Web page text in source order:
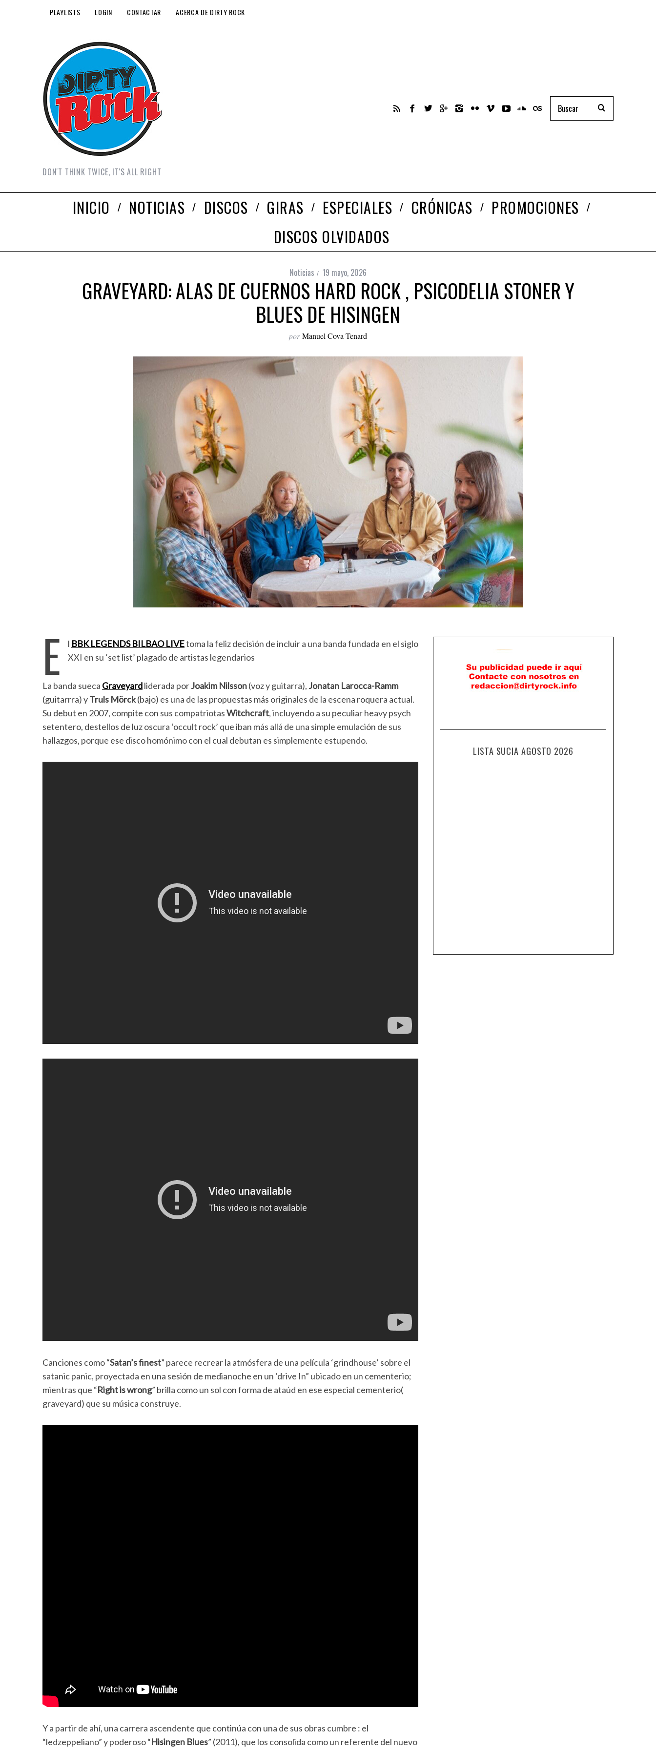
PLAYLISTS LOGIN CONTACTAR ACERCA DE DIRTY ROCK
DON'T THINK TWICE, IT'S ALL RIGHT
INICIO NOTICIAS DISCOS GIRAS ESPECIALES CRÓNICAS
PROMOCIONES
DISCOS OLVIDADOS
Noticias 19 mayo, 2026
GRAVEYARD: ALAS DE CUERNOS HARD ROCK , PSICODELIA STONER Y
BLUES DE HISINGEN
por Manuel Cova Tenard
E l BBK LEGENDS BILBAO LIVEtoma la feliz decisión de incluir a una banda fundada en el siglo
XXI en su ‘set list’ plagado de artistas legendarios
La banda sueca Graveyardliderada porJoakim Nilsson(voz y guitarra), Jonatan Larocca-Ramm
(guitarrra) yTruls Mörck(bajo) es una de las propuestas más originales de la escena roquera actual.
Su debut en 2007, compite con sus compatriotasWitchcraft, incluyendo a su peculiar heavy psych
setentero, destellos de luz oscura ‘occult rock’ que iban más allá de una simple emulación de sus
hallazgos, porque ese disco homónimo con el cual debutan es simplemente estupendo.
Canciones como “Satan’s finest” parece recrear la atmósfera de una película ‘grindhouse’ sobre el
satanic panic, proyectada en una sesión de medianoche en un ‘drive In” ubicado en un cementerio;
mientras que “Right is wrong” brilla como un sol con forma de ataúd en ese especial cementerio(
graveyard) que su música construye.
Y a partir de ahí, una carrera ascendente que continúa con una de sus obras cumbre : el
“ledzeppeliano” y poderoso “Hisingen Blues” (2011), que los consolida como un referente del nuevo
LISTA SUCIA AGOSTO 2026